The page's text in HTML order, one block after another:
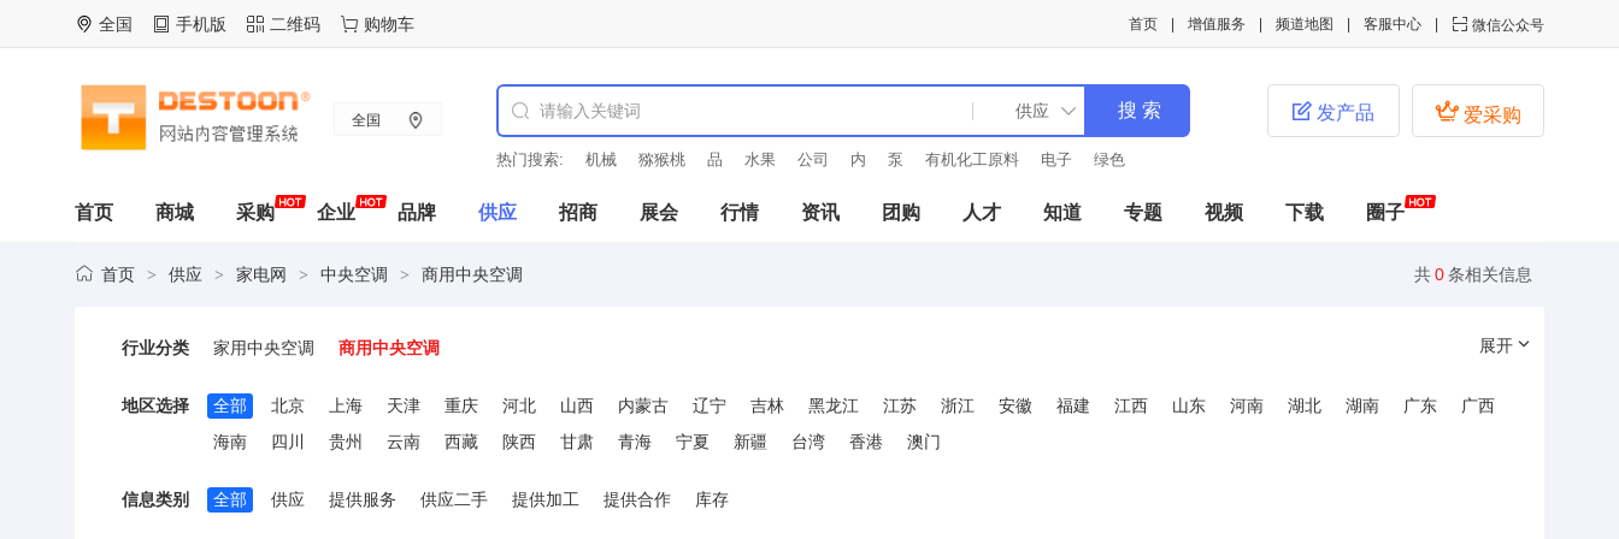
全国 手机版 二维码 购物车  微信公众号
客服中心
频道地图
增值服务
首页
全国
热门搜索: 机械 猕猴桃 品 水果 公司 内 泵 有机化工原料 电子 绿色
 爱采购
 发产品
首页 商城 采购 企业 品牌 供应 招商 展会 行情 资讯 团购 人才 知道 专题 视频 下载 圈子
共0条相关信息
首页 > 供应 > 家电网 > 中央空调 > 商用中央空调
行业分类 家用中央空调 商用中央空调 展开
地区选择 全部 北京 上海 天津 重庆 河北 山西 内蒙古 辽宁 吉林 黑龙江 江苏 浙江 安徽 福建 江西 山东 河南 湖北 湖南 广东
广西
海南
四川 贵州 云南 西藏 陕西 甘肃 青海 宁夏 新疆 台湾 香港 澳门
信息类别 全部 供应 提供服务 供应二手 提供加工 提供合作 库存